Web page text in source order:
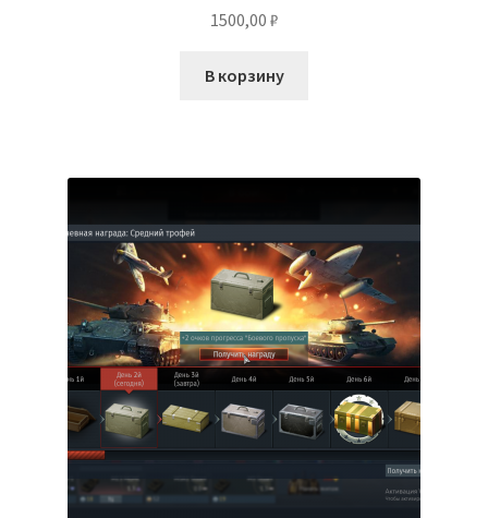
1500,00 ₽
В корзину